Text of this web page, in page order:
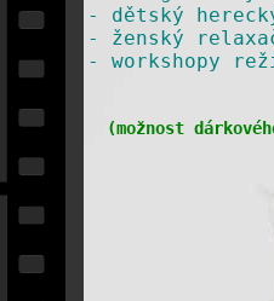
- dětský
- ženský
​- workshopy
(možnost